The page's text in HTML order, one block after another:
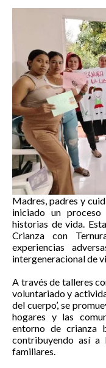
Madres, padres y
iniciado un
historias de vida.
Crianza con
experiencias
intergeneracional de
A través de talleres
voluntariado y
del cuerpo’, se
hogares y las
entorno de crianza
contribuyendo así a
familiares.